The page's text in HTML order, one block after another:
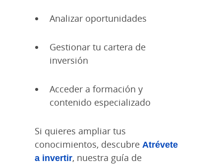
Analizar oportunidades
Gestionar tu cartera de
inversión
Acceder a formación y
contenido especializado
Si quieres ampliar tus
conocimientos, descubre Atrévete
a invertir, nuestra guía de